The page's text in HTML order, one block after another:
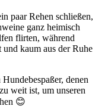
paar Rehen schließen,
ganz heimisch
flirten, während
und kaum aus der Ruhe
denen
weit ist, um unseren
😊